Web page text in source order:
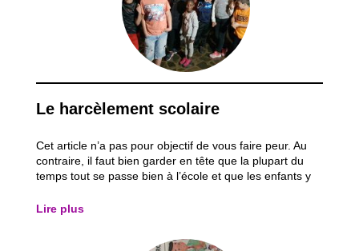
Le harcèlement scolaire
Cet article n’a pas pour objectif de vous faire peur. Au
contraire, il faut bien garder en tête que la plupart du
temps tout se passe bien à l’école et que les enfants y
même arriver que certains comportements soient
Lire plus